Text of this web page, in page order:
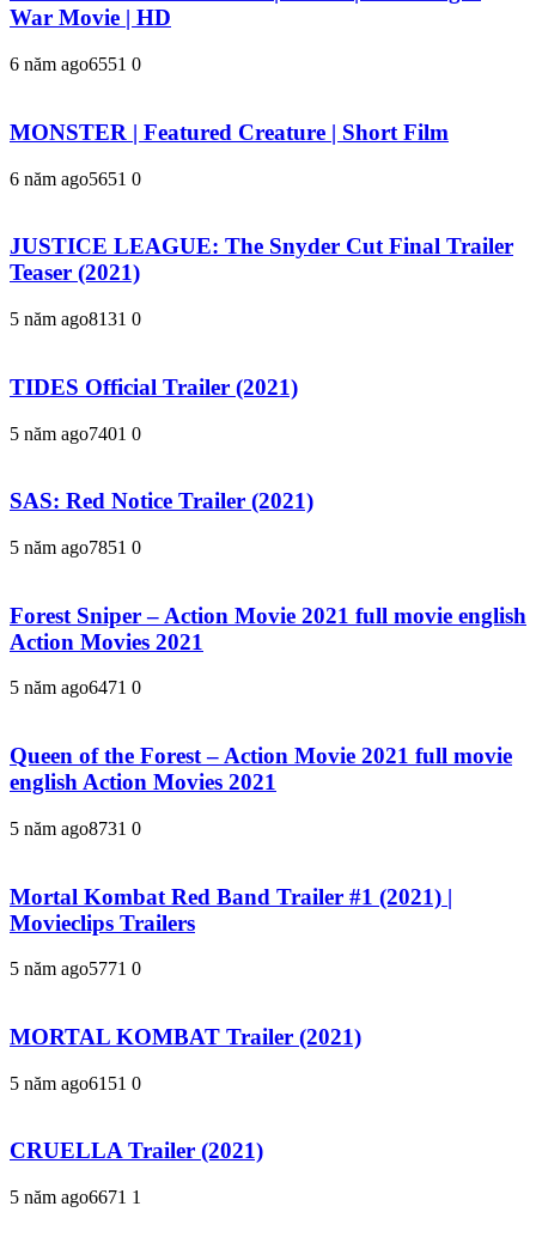
War Movie | HD
6 năm ago6551 0
MONSTER | Featured Creature | Short Film
6 năm ago5651 0
JUSTICE LEAGUE: The Snyder Cut Final Trailer
Teaser (2021)
5 năm ago8131 0
TIDES Official Trailer (2021)
5 năm ago7401 0
SAS: Red Notice Trailer (2021)
5 năm ago7851 0
Forest Sniper – Action Movie 2021 full movie english
Action Movies 2021
5 năm ago6471 0
Queen of the Forest – Action Movie 2021 full movie
english Action Movies 2021
5 năm ago8731 0
Mortal Kombat Red Band Trailer #1 (2021) |
Movieclips Trailers
5 năm ago5771 0
MORTAL KOMBAT Trailer (2021)
5 năm ago6151 0
CRUELLA Trailer (2021)
5 năm ago6671 1